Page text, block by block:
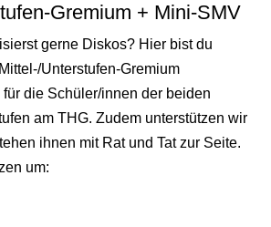
Gremium + Mini-SMV
gerne Diskos? Hier bist du
Unterstufen-Gremium
die Schüler/innen der beiden
am THG. Zudem unterstützen wir
ihnen mit Rat und Tat zur Seite.
um: